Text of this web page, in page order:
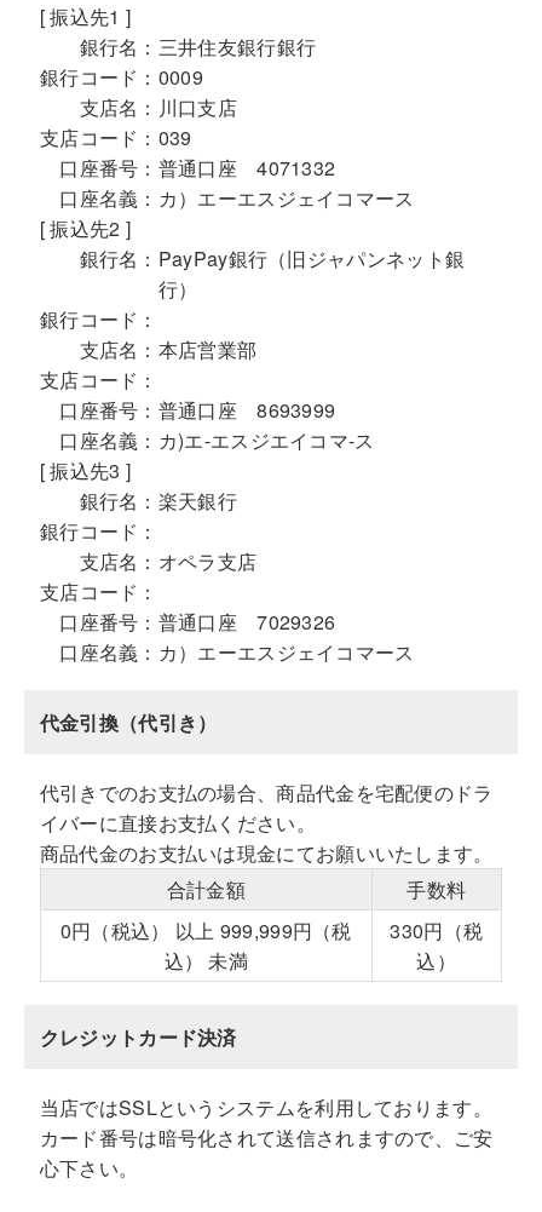
[ 振込先1 ]
銀行名： 三井住友銀行銀行
銀行コード： 0009
支店名： 川口支店
支店コード： 039
口座番号： 普通口座 4071332
口座名義： カ）エーエスジェイコマース
[ 振込先2 ]
銀行名： PayPay銀行（旧ジャパンネット銀
行）
銀行コード：
支店名： 本店営業部
支店コード：
口座番号： 普通口座 8693999
口座名義： カ)エ-エスジエイコマ-ス
[ 振込先3 ]
銀行名： 楽天銀行
銀行コード：
支店名： オペラ支店
支店コード：
口座番号： 普通口座 7029326
口座名義： カ）エーエスジェイコマース
代金引換（代引き）
代引きでのお支払の場合、商品代金を宅配便のドラ
イバーに直接お支払ください。
商品代金のお支払いは現金にてお願いいたします。
合計金額
手数料
0円（税込） 以上 999,999円（税
込） 未満
330円（税
込）
クレジットカード決済
当店ではSSLというシステムを利用しております。
カード番号は暗号化されて送信されますので、ご安
心下さい。